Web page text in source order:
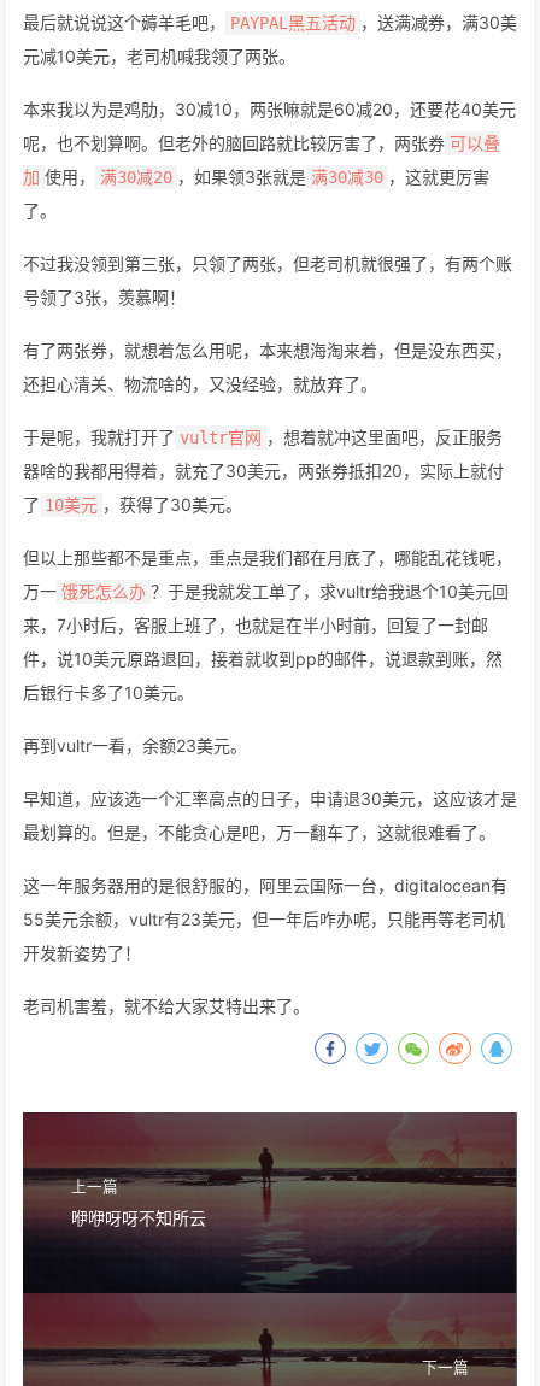
最后就说说这个薅羊毛吧， PAYPAL黑五活动 ，送满减券，满30美
元减10美元，老司机喊我领了两张。
本来我以为是鸡肋，30减10，两张嘛就是60减20，还要花40美元
呢，也不划算啊。但老外的脑回路就比较厉害了，两张券 可以叠
加 使用， 满30减20 ，如果领3张就是 满30减30 ，这就更厉害
了。
不过我没领到第三张，只领了两张，但老司机就很强了，有两个账
号领了3张，羡慕啊！
有了两张券，就想着怎么用呢，本来想海淘来着，但是没东西买，
还担心清关、物流啥的，又没经验，就放弃了。
于是呢，我就打开了 vultr官网 ，想着就冲这里面吧，反正服务
器啥的我都用得着，就充了30美元，两张券抵扣20，实际上就付
了 10美元 ，获得了30美元。
但以上那些都不是重点，重点是我们都在月底了，哪能乱花钱呢，
万一 饿死怎么办 ？于是我就发工单了，求vultr给我退个10美元回
来，7小时后，客服上班了，也就是在半小时前，回复了一封邮
件，说10美元原路退回，接着就收到pp的邮件，说退款到账，然
后银行卡多了10美元。
再到vultr一看，余额23美元。
早知道，应该选一个汇率高点的日子，申请退30美元，这应该才是
最划算的。但是，不能贪心是吧，万一翻车了，这就很难看了。
这一年服务器用的是很舒服的，阿里云国际一台，digitalocean有
55美元余额，vultr有23美元，但一年后咋办呢，只能再等老司机
开发新姿势了！
老司机害羞，就不给大家艾特出来了。
上一篇
咿咿呀呀不知所云
下一篇